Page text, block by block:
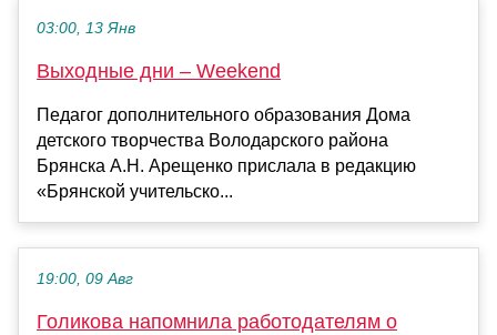
03:00, 13 Янв
Выходные дни – Weekend
Педагог дополнительного образования Дома
детского творчества Володарского района
Брянска А.Н. Арещенко прислала в редакцию
«Брянской учительско...
19:00, 09 Авг
Голикова напомнила работодателям о